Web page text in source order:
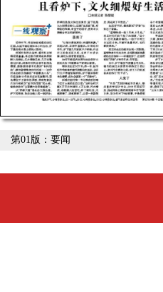
第01版：要闻